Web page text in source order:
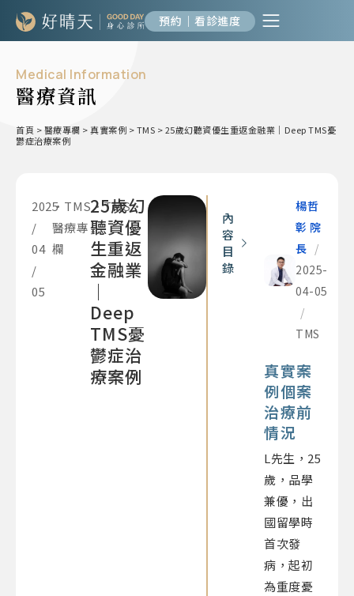
預約｜看診進度
Medical Information
醫療資訊
首頁 >醫療專欄 >真實案例 >TMS >25歲幻聽資優生重返金融業｜Deep TMS憂
鬱症治療案例
2025
/
04
/
05
• TMS•TMS•
醫療專
欄
25歲幻
聽資優
生重返
金融業
｜
Deep
TMS憂
鬱症治
療案例
內
容
目
錄
楊哲
彰 院
長 /
2025-
04-05
/
TMS
真實案
例個案
治療前
情況
L先生，25
歲，品學
兼優，出
國留學時
首次發
病，起初
為重度憂